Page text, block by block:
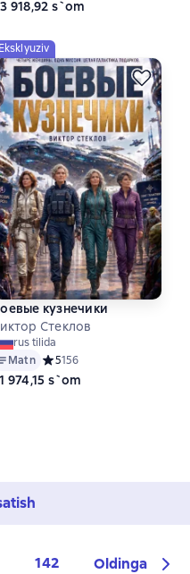
918,92 s`om
Eksklyuziv
кузнечики
Стеклов
rus tilida
Matn Средний рейтинг 5 на
5156
974,15 s`om
142 Oldinga